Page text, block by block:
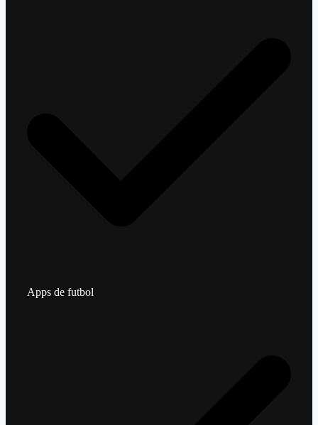
Apps de futbol